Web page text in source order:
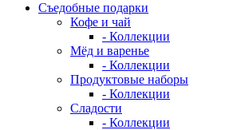
Съедобные подарки
Кофе и чай
- Коллекции
Мёд и варенье
- Коллекции
Продуктовые наборы
- Коллекции
Сладости
- Коллекции